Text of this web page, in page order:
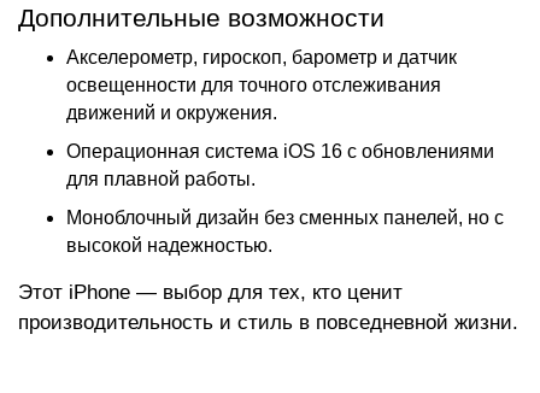
Дополнительные возможности
Акселерометр, гироскоп, барометр и датчик
освещенности для точного отслеживания
движений и окружения.
Операционная система iOS 16 с обновлениями
для плавной работы.
Моноблочный дизайн без сменных панелей, но с
высокой надежностью.
Этот iPhone — выбор для тех, кто ценит
производительность и стиль в повседневной жизни.